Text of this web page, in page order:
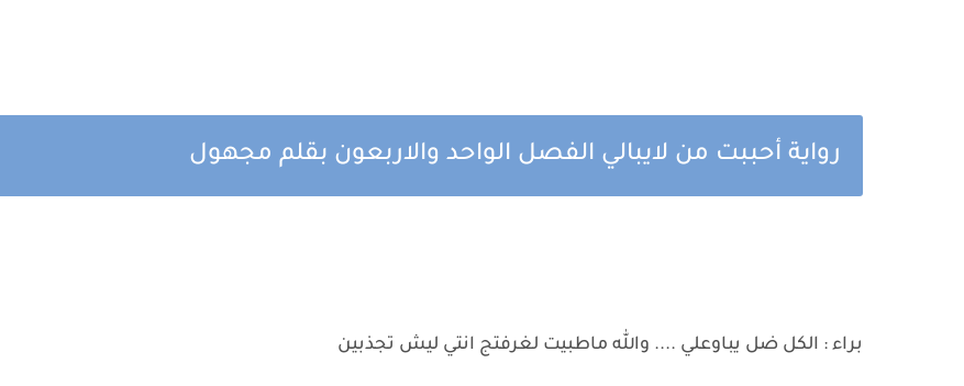
رواية أحببت من لايبالي الفصل الواحد والاربعون بقلم مجهول
براء : الكل ضل يباوعلي .... والله ماطبيت لغرفتج انتي ليش تجذبين